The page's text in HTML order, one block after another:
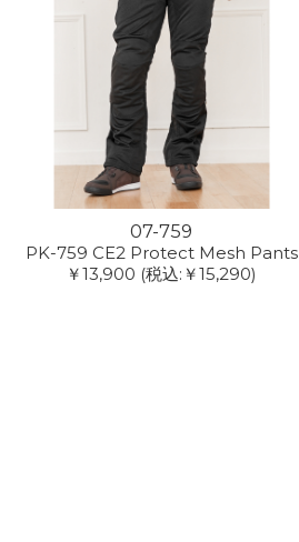
07-759
PK-759 CE2 Protect Mesh Pants
￥13,900 (税込:￥15,290)